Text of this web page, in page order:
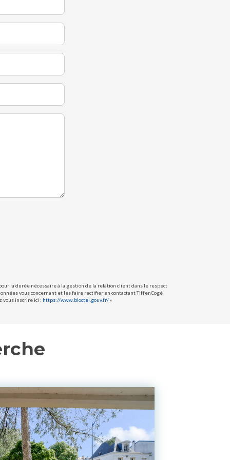
la durée nécessaire à la gestion de la relation client dans le respect
vous concernant et les faire rectifier en contactant TiffenCogé
vous inscrire ici : https://www.bloctel.gouv.fr/»